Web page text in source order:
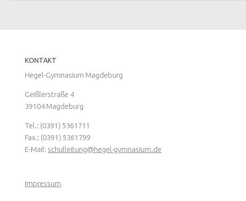
KONTAKT
Hegel-Gymnasium Magdeburg
Geißlerstraße 4
39104 Magdeburg
Tel.: (0391) 5361711
Fax.: (0391) 5361799
E-Mail: schulleitung@hegel-gymnasium.de
Impressum